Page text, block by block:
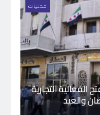
محليات
التجارية
والعيد